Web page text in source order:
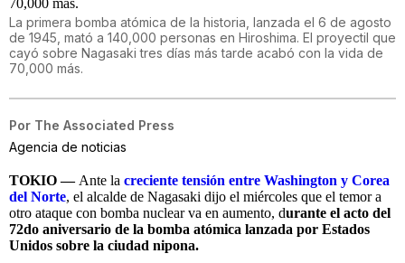
La primera bomba atómica de la historia, lanzada el 6 de agosto
de 1945, mató a 140,000 personas en Hiroshima. El proyectil que
cayó sobre Nagasaki tres días más tarde acabó con la vida de
70,000 más.
Por The Associated Press
Agencia de noticias
TOKIO — Ante la creciente tensión entre Washington y Corea
del Norte, el alcalde de Nagasaki dijo el miércoles que el temor a
otro ataque con bomba nuclear va en aumento, durante el acto del
72do aniversario de la bomba atómica lanzada por Estados
Unidos sobre la ciudad nipona.